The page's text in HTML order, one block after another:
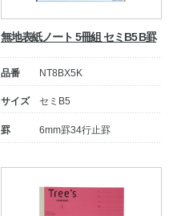
無地表紙ノート 5冊組 セミB5 B罫
品番 NT8BX5K
サイズ セミB5
罫 6mm罫34行止罫